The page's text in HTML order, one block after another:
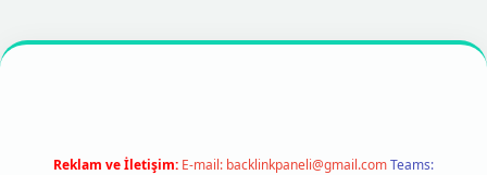
https://betexpergir.net/
Reklam ve İletişim: E-mail: backlinkpaneli@gmail.comTeams: